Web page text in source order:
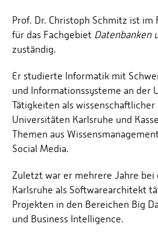
LEHRE
LABOR
Prof. Dr. Christoph Schmitz ist
für das Fachgebiet Datenbanken
zuständig.
Er studierte Informatik mit
und Informationssysteme an der
Tätigkeiten als
Universitäten Karlsruhe und
Themen aus
Social Media.
Zuletzt war er mehrere Jahre bei
Karlsruhe als Softwarearchitekt
Projekten in den Bereichen Big
und Business Intelligence.